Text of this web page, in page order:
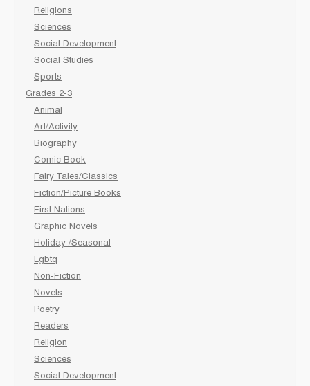
Religions
Sciences
Social Development
Social Studies
Sports
Grades 2-3
Animal
Art/Activity
Biography
Comic Book
Fairy Tales/Classics
Fiction/Picture Books
First Nations
Graphic Novels
Holiday /Seasonal
Lgbtq
Non-Fiction
Novels
Poetry
Readers
Religion
Sciences
Social Development